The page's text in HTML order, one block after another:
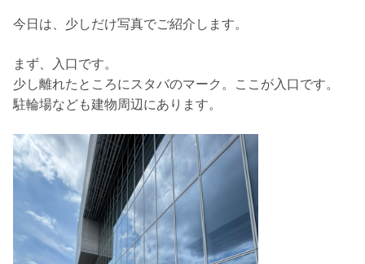
今日は、少しだけ写真でご紹介します。
まず、入口です。
少し離れたところにスタバのマーク。ここが入口です。
駐輪場なども建物周辺にあります。